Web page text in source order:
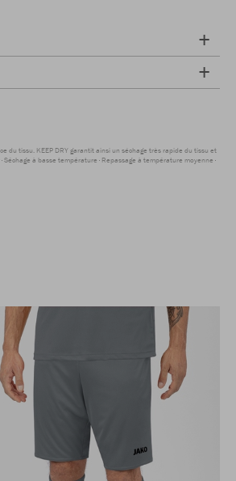
tissu. KEEP DRY garantit ainsi un séchage très rapide du tissu et
Séchage à basse température Repassage à température moyenne